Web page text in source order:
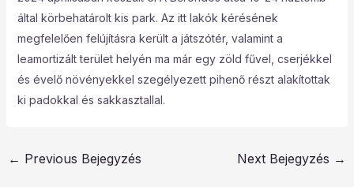
által körbehatárolt kis park. Az itt lakók kérésének
megfelelően felújításra került a játszótér, valamint a
leamortizált terület helyén ma már egy zöld fűvel, cserjékkel
és évelő növényekkel szegélyezett pihenő részt alakítottak
ki padokkal és sakkasztallal.
← Previous Bejegyzés Next Bejegyzés →